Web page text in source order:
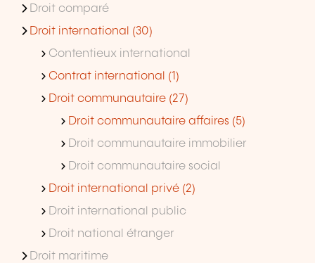
Droit comparé
Droit international (30)
Contentieux international
Contrat international (1)
Droit communautaire (27)
Droit communautaire affaires (5)
Droit communautaire immobilier
Droit communautaire social
Droit international privé (2)
Droit international public
Droit national étranger
Droit maritime